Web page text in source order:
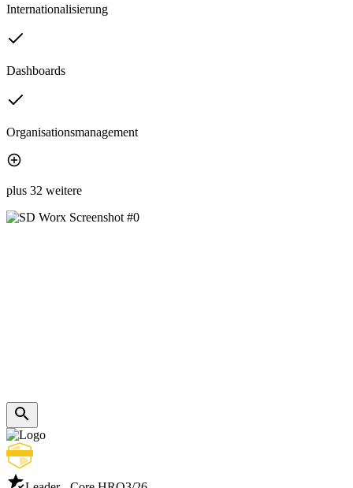
Internationalisierung
Dashboards
Organisationsmanagement
plus 32 weitere